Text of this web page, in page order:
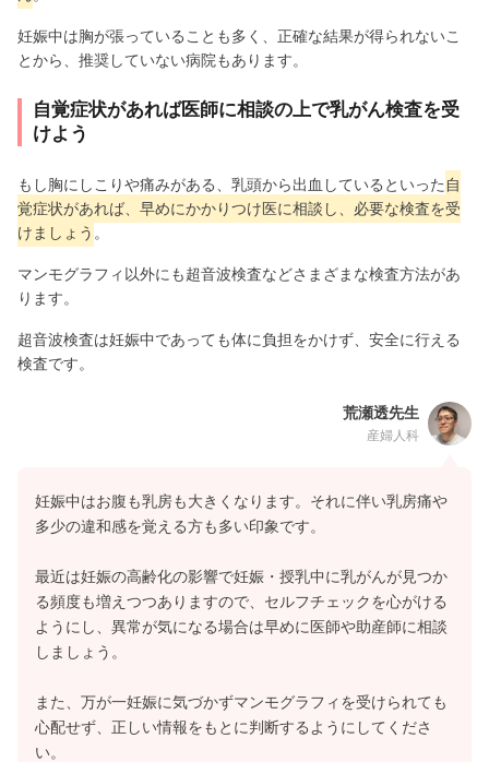
妊娠中は胸が張っていることも多く、正確な結果が得られないこ
とから、推奨していない病院もあります。
自覚症状があれば医師に相談の上で乳がん検査を受
けよう
もし胸にしこりや痛みがある、乳頭から出血しているといった 自
覚症状があれば、早めにかかりつけ医に相談し、必要な検査を受
けましょう 。
マンモグラフィ以外にも超音波検査などさまざまな検査方法があ
ります。
超音波検査は妊娠中であっても体に負担をかけず、安全に行える
検査です。
荒瀬透先生
産婦人科
妊娠中はお腹も乳房も大きくなります。それに伴い乳房痛や
多少の違和感を覚える方も多い印象です。
最近は妊娠の高齢化の影響で妊娠・授乳中に乳がんが見つか
る頻度も増えつつありますので、セルフチェックを心がける
ようにし、異常が気になる場合は早めに医師や助産師に相談
しましょう。
また、万が一妊娠に気づかずマンモグラフィを受けられても
心配せず、正しい情報をもとに判断するようにしてくださ
い。